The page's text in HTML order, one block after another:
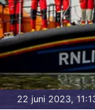
22 juni 2023,